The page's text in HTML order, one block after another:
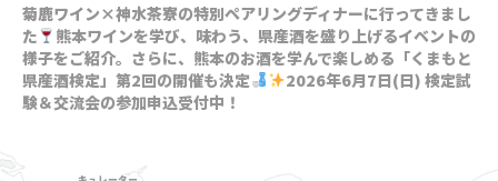
菊鹿ワイン×神水茶寮の特別ペアリングディナーに行ってきまし
た
熊本ワインを学び、味わう、県産酒を盛り上げるイベントの
様子をご紹介。さらに、熊本のお酒を学んで楽しめる「くまもと
県産酒検定」第2回の開催も決定
2026年6月7日(日) 検定試
験＆交流会の参加申込受付中！